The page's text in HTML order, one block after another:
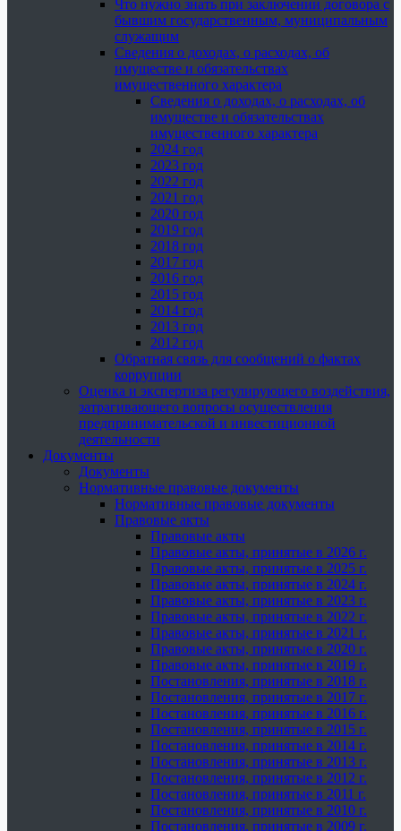
Что нужно знать при заключении договора с
бывшим государственным, муниципальным
служащим
Сведения о доходах, о расходах, об
имуществе и обязательствах
имущественного характера
Сведения о доходах, о расходах, об
имуществе и обязательствах
имущественного характера
2024 год
2023 год
2022 год
2021 год
2020 год
2019 год
2018 год
2017 год
2016 год
2015 год
2014 год
2013 год
2012 год
Обратная связь для сообщений о фактах
коррупции
Оценка и экспертиза регулирующего воздействия,
затрагивающего вопросы осуществления
предпринимательской и инвестиционной
деятельности
Документы
Документы
Нормативные правовые документы
Нормативные правовые документы
Правовые акты
Правовые акты
Правовые акты, принятые в 2026 г.
Правовые акты, принятые в 2025 г.
Правовые акты, принятые в 2024 г.
Правовые акты, принятые в 2023 г.
Правовые акты, принятые в 2022 г.
Правовые акты, принятые в 2021 г.
Правовые акты, принятые в 2020 г.
Правовые акты, принятые в 2019 г.
Постановления, принятые в 2018 г.
Постановления, принятые в 2017 г.
Постановления, принятые в 2016 г.
Постановления, принятые в 2015 г.
Постановления, принятые в 2014 г.
Постановления, принятые в 2013 г.
Постановления, принятые в 2012 г.
Постановления, принятые в 2011 г.
Постановления, принятые в 2010 г.
Постановления, принятые в 2009 г.